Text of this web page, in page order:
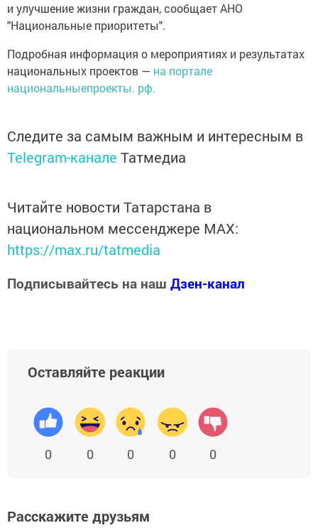
и улучшение жизни граждан, сообщает АНО
"Национальные приоритеты".
Подробная информация о мероприятиях и результатах
национальных проектов — на портале
национальныепроекты. рф.
Следите за самым важным и интересным в
Telegram-канале Татмедиа
Читайте новости Татарстана в
национальном мессенджере MАХ:
https://max.ru/tatmedia
Подписывайтесь на наш Дзен-канал
Оставляйте реакции
0 0 0 0 0
Расскажите друзьям